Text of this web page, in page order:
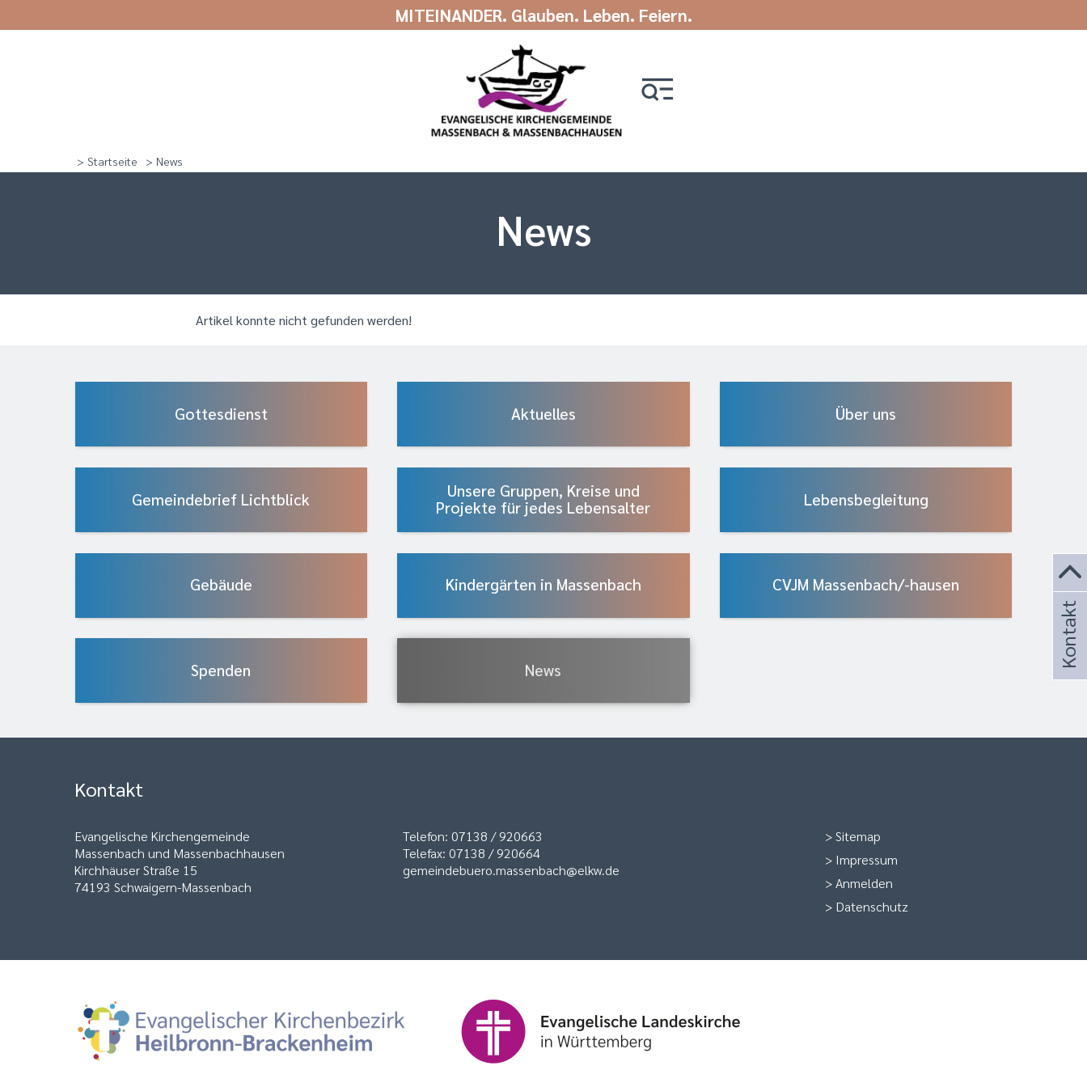
MITEINANDER. Glauben. Leben. Feiern.
> Startseite > News
News
Artikel konnte nicht gefunden werden!
Gottesdienst Aktuelles Über uns
Gemeindebrief Lichtblick
Unsere Gruppen, Kreise und
Projekte für jedes Lebensalter
Lebensbegleitung
Gebäude Kindergärten in Massenbach CVJM Massenbach/-hausen
Spenden News
Kontakt
Evangelische Kirchengemeinde
Massenbach und Massenbachhausen
Kirchhäuser Straße 15
74193 Schwaigern-Massenbach
Telefon: 07138 / 920663
Telefax: 07138 / 920664
gemeindebuero.massenbach@elkw.de
>Sitemap
> Impressum
>Anmelden
> Datenschutz
Kontakt